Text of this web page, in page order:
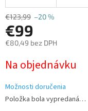
€123,99 –20 %
€99
€80,49 bez DPH
cena:
Na objednávku
Možnosti doručenia
Položka bola vypredaná…